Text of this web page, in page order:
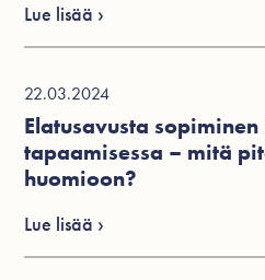
Lue lisää ›
22.03.2024
Elatusavusta
tapaamisessa – mitä
huomioon?
Lue lisää ›